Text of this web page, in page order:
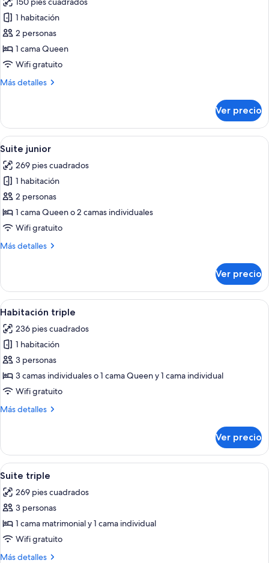
las
fotos
de
Habitación
doble
1
size
1 habitación
2 personas
1 cama Queen
Wifi gratuito
Más detalles
Más
doble
estándar,
1
Queen
size
Ver precio
Abrir
todas
las
fotos
de
Suite
junior
Una cama bien hecha con un cojín
8
Suite junior
269 pies cuadrados
1 habitación
2 personas
1 cama Queen o 2 camas individuales
Wifi gratuito
Más detalles
Más
junior
Ver precio
Abrir
todas
las
fotos
de
Habitación
triple
Habitación de hotel con dos camas,
11
Habitación triple
236 pies cuadrados
1 habitación
3 personas
3 camas individuales o 1 cama Queen y 1 cama individual
Wifi gratuito
Más detalles
Más
triple
Ver precio
Abrir
todas
las
fotos
de
Suite
triple
Habitación de hotel con cama,
7
Suite triple
269 pies cuadrados
3 personas
1 cama matrimonial y 1 cama individual
Wifi gratuito
Más detalles
Más